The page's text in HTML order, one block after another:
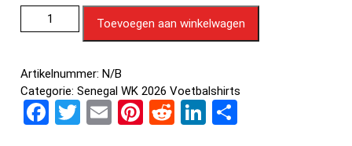
Toevoegen aan winkelwagen
Artikelnummer:N/B
Categorie:Senegal WK 2026 Voetbalshirts
F
T
E
Pi R
Li